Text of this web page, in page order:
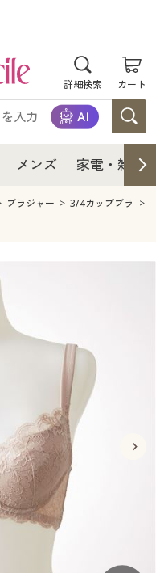
詳細検索 カート
メンズ 家電・雑貨
ブラジャー 3/4カップブラ